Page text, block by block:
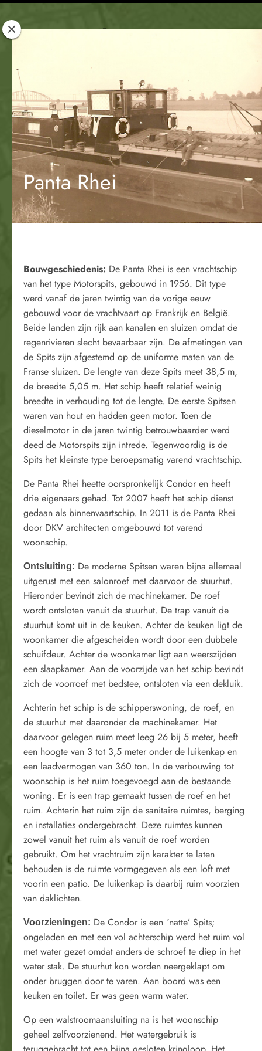
Rotterdam
Woont
Panta Rhei
Bouwgeschiedenis: De Panta Rhei is een vrachtschip
van het type Motorspits, gebouwd in 1956. Dit type
werd vanaf de jaren twintig van de vorige eeuw
gebouwd voor de vrachtvaart op Frankrijk en België.
Beide landen zijn rijk aan kanalen en sluizen omdat de
regenrivieren slecht bevaarbaar zijn. De afmetingen van
de Spits zijn afgestemd op de uniforme maten van de
Franse sluizen. De lengte van deze Spits meet 38,5 m,
de breedte 5,05 m. Het schip heeft relatief weinig
breedte in verhouding tot de lengte. De eerste Spitsen
waren van hout en hadden geen motor. Toen de
dieselmotor in de jaren twintig betrouwbaarder werd
deed de Motorspits zijn intrede. Tegenwoordig is de
Spits het kleinste type beroepsmatig varend vrachtschip.
De Panta Rhei heette oorspronkelijk Condor en heeft
drie eigenaars gehad. Tot 2007 heeft het schip dienst
gedaan als binnenvaartschip. In 2011 is de Panta Rhei
door DKV architecten omgebouwd tot varend
woonschip.
Ontsluiting: De moderne Spitsen waren bijna allemaal
uitgerust met een salonroef met daarvoor de stuurhut.
Hieronder bevindt zich de machinekamer. De roef
wordt ontsloten vanuit de stuurhut. De trap vanuit de
stuurhut komt uit in de keuken. Achter de keuken ligt de
woonkamer die afgescheiden wordt door een dubbele
schuifdeur. Achter de woonkamer ligt aan weerszijden
een slaapkamer. Aan de voorzijde van het schip bevindt
zich de voorroef met bedstee, ontsloten via een dekluik.
Achterin het schip is de schipperswoning, de roef, en
de stuurhut met daaronder de machinekamer. Het
daarvoor gelegen ruim meet leeg 26 bij 5 meter, heeft
een hoogte van 3 tot 3,5 meter onder de luikenkap en
een laadvermogen van 360 ton. In de verbouwing tot
woonschip is het ruim toegevoegd aan de bestaande
woning. Er is een trap gemaakt tussen de roef en het
ruim. Achterin het ruim zijn de sanitaire ruimtes, berging
en installaties ondergebracht. Deze ruimtes kunnen
zowel vanuit het ruim als vanuit de roef worden
gebruikt. Om het vrachtruim zijn karakter te laten
behouden is de ruimte vormgegeven als een loft met
voorin een patio. De luikenkap is daarbij ruim voorzien
van daklichten.
Voorzieningen: De Condor is een ´natte’ Spits;
ongeladen en met een vol achterschip werd het ruim vol
met water gezet omdat anders de schroef te diep in het
water stak. De stuurhut kon worden neergeklapt om
onder bruggen door te varen. Aan boord was een
keuken en toilet. Er was geen warm water.
Op een walstroomaansluiting na is het woonschip
geheel zelfvoorzienend. Het watergebruik is